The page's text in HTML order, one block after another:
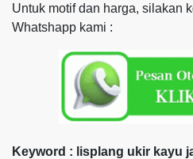
Untuk motif dan harga, silakan
Whatshapp kami :
Keyword : lisplang ukir kayu